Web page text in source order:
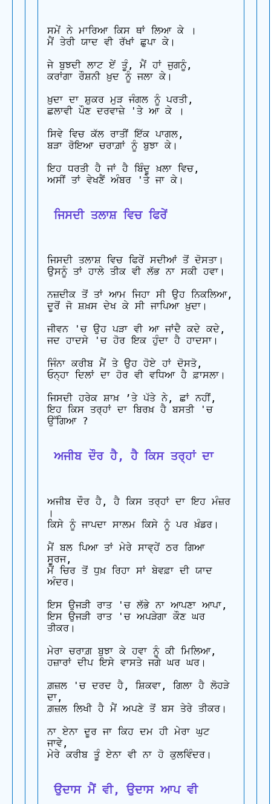
ਸਮੇਂ ਨੇ ਮਾਰਿਆ ਕਿਸ ਥਾਂ ਲਿਆ ਕੇ ।
ਮੈਂ ਤੇਰੀ ਯਾਦ ਵੀ ਰੱਖਾਂ ਛੁਪਾ ਕੇ।
ਜੇ ਬੁਝਦੀ ਲਾਟ ਏਂ ਤੂੰ, ਮੈਂ ਹਾਂ ਜੁਗਨੂੰ,
ਕਰਾਂਗਾ ਰੌਸ਼ਨੀ ਖ਼ੁਦ ਨੂੰ ਜਲਾ ਕੇ।
ਖ਼ੁਦਾ ਦਾ ਸ਼ੁਕਰ ਮੁੜ ਜੰਗਲ ਨੂੰ ਪਰਤੀ,
ਛਲਾਵੀ ਪੌਣ ਦਰਵਾਜ਼ੇ 'ਤੇ ਆ ਕੇ ।
ਸਿਵੇ ਵਿਚ ਕੱਲ ਰਾਤੀਂ ਇੱਕ ਪਾਗਲ,
ਬੜਾ ਰੋਇਆ ਚਰਾਗ਼ਾਂ ਨੂੰ ਬੁਝਾ ਕੇ।
ਇਹ ਧਰਤੀ ਹੈ ਜਾਂ ਹੈ ਬਿੰਦੂ ਖ਼ਲਾ ਵਿਚ,
ਅਸੀਂ ਤਾਂ ਵੇਖਣੈਂ ਅੰਬਰ 'ਤੇ ਜਾ ਕੇ।
ਜਿਸਦੀ ਤਲਾਸ਼ ਵਿਚ ਫਿਰੇਂ
ਜਿਸਦੀ ਤਲਾਸ਼ ਵਿਚ ਫਿਰੇਂ ਸਦੀਆਂ ਤੋਂ ਦੋਸਤਾ।
ਉਸਨੂੰ ਤਾਂ ਹਾਲੇ ਤੀਕ ਵੀ ਲੱਭ ਨਾ ਸਕੀ ਹਵਾ।
ਨਜ਼ਦੀਕ ਤੋਂ ਤਾਂ ਆਮ ਜਿਹਾ ਸੀ ਉਹ ਨਿਕਲਿਆ,
ਦੂਰੋਂ ਜੋ ਸ਼ਖ਼ਸ ਦੇਖ ਕੇ ਸੀ ਜਾਪਿਆ ਖ਼ੁਦਾ।
ਜੀਵਨ 'ਚ ਉਹ ਪੜਾ ਵੀ ਆ ਜਾਂਦੈ ਕਦੇ ਕਦੇ,
ਜਦ ਹਾਦਸੇ 'ਚ ਹੋਰ ਇਕ ਹੁੰਦਾ ਹੈ ਹਾਦਸਾ।
ਜਿੰਨਾ ਕਰੀਬ ਮੈਂ ਤੇ ਉਹ ਹੋਏ ਹਾਂ ਦੋਸਤੋ,
ਓਨ੍ਹਾ ਦਿਲਾਂ ਦਾ ਹੋਰ ਵੀ ਵਧਿਆ ਹੈ ਫ਼ਾਸਲਾ।
ਜਿਸਦੀ ਹਰੇਕ ਸ਼ਾਖ਼ ’ਤੇ ਪੱਤੇ ਨੇ, ਛਾਂ ਨਹੀਂ,
ਇਹ ਕਿਸ ਤਰ੍ਹਾਂ ਦਾ ਬਿਰਖ਼ ਹੈ ਬਸਤੀ 'ਚ
ਉੱਗਿਆ ?
ਅਜੀਬ ਦੌਰ ਹੈ, ਹੈ ਕਿਸ ਤਰ੍ਹਾਂ ਦਾ
ਅਜੀਬ ਦੌਰ ਹੈ, ਹੈ ਕਿਸ ਤਰ੍ਹਾਂ ਦਾ ਇਹ ਮੰਜ਼ਰ
।
ਕਿਸੇ ਨੂੰ ਜਾਪਦਾ ਸਾਲਮ ਕਿਸੇ ਨੂੰ ਪਰ ਖ਼ੰਡਰ।
ਮੈਂ ਬਲ ਪਿਆ ਤਾਂ ਮੇਰੇ ਸਾਵ੍ਹੇਂ ਠਰ ਗਿਆ
ਸੂਰਜ,
ਮੈਂ ਚਿਰ ਤੋਂ ਧੁਖ਼ ਰਿਹਾ ਸਾਂ ਬੇਵਫ਼ਾ ਦੀ ਯਾਦ
ਅੰਦਰ।
ਇਸ ਉਜੜੀ ਰਾਤ 'ਚ ਲੱਭੇ ਨਾ ਆਪਣਾ ਆਪਾ,
ਇਸ ਉਜੜੀ ਰਾਤ 'ਚ ਅਪੜੇਗਾ ਕੌਣ ਘਰ
ਤੀਕਰ।
ਮੇਰਾ ਚਰਾਗ਼ ਬੁਝਾ ਕੇ ਹਵਾ ਨੂੰ ਕੀ ਮਿਲਿਆ,
ਹਜ਼ਾਰਾਂ ਦੀਪ ਇਸੇ ਵਾਸਤੇ ਜਗੇ ਘਰ ਘਰ।
ਗ਼ਜ਼ਲ 'ਚ ਦਰਦ ਹੈ, ਸ਼ਿਕਵਾ, ਗਿਲਾ ਹੈ ਲੋਹੜੇ
ਦਾ,
ਗ਼ਜ਼ਲ ਲਿਖੀ ਹੈ ਮੈਂ ਅਪਣੇ ਤੋਂ ਬਸ ਤੇਰੇ ਤੀਕਰ।
ਨਾ ਏਨਾ ਦੂਰ ਜਾ ਕਿਹ ਦਮ ਹੀ ਮੇਰਾ ਘੁਟ
ਜਾਵੇ,
ਮੇਰੇ ਕਰੀਬ ਤੂੰ ਏਨਾ ਵੀ ਨਾ ਹੋ ਕੁਲਵਿੰਦਰ।
ਉਦਾਸ ਮੈਂ ਵੀ, ਉਦਾਸ ਆਪ ਵੀ